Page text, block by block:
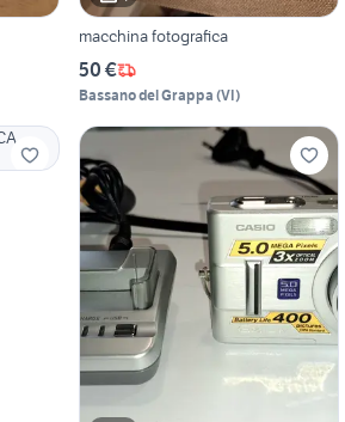
macchina fotografica
50 €
Bassano del Grappa (VI)